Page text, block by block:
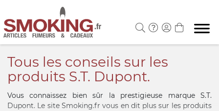
Tous les conseils sur les
produits S.T. Dupont.
Vous connaissez bien sûr la prestigieuse marque S.T.
Dupont. Le site Smoking.fr vous en dit plus sur les produits